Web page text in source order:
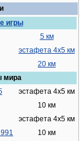
игры
5 км
эстафета 4x5 км
20 км
мира
эстафета 4x5 км
10 км
эстафета 4x5 км
10 км